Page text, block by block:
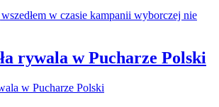
rywala w Pucharze Polski